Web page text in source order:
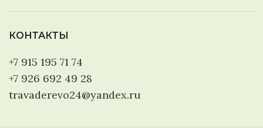
КОНТАКТЫ
+7 915 195 71 74
+7 926 692 49 28
travaderevo24@yandex.ru